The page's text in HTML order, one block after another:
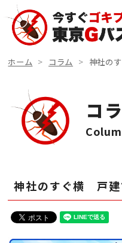
ホーム コラム 神社の
コ
神社のすぐ横 戸